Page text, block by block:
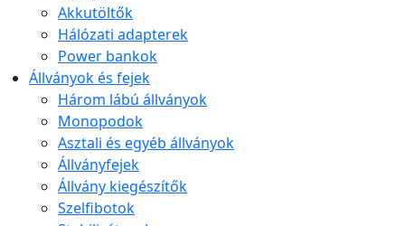
Akkutöltők
Hálózati adapterek
Power bankok
Állványok és fejek
Három lábú állványok
Monopodok
Asztali és egyéb állványok
Állványfejek
Állvány kiegészítők
Szelfibotok